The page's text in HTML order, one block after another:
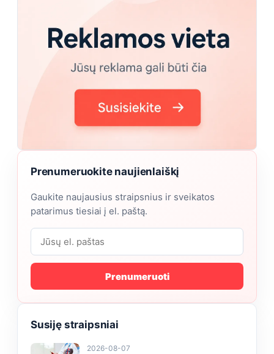
Prenumeruokite naujienlaiškį
Gaukite naujausius straipsnius ir sveikatos
patarimus tiesiai į el. paštą.
Prenumeruoti
Susiję straipsniai
2026-08-07